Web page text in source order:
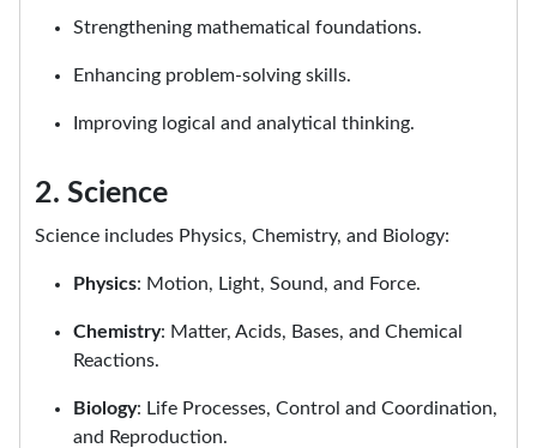
Strengthening mathematical foundations.
Enhancing problem-solving skills.
Improving logical and analytical thinking.
2. Science
Science includes Physics, Chemistry, and Biology:
Physics: Motion, Light, Sound, and Force.
Chemistry: Matter, Acids, Bases, and Chemical
Reactions.
Biology: Life Processes, Control and Coordination,
and Reproduction.